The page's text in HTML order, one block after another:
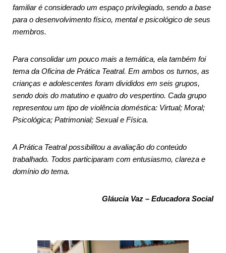
familiar é considerado um espaço privilegiado, sendo a base
para o desenvolvimento físico, mental e psicológico de seus
membros.
Para consolidar um pouco mais a temática, ela também foi
tema da Oficina de Prática Teatral. Em ambos os turnos, as
crianças e adolescentes foram divididos em seis grupos,
sendo dois do matutino e quatro do vespertino. Cada grupo
representou um tipo de violência doméstica: Virtual; Moral;
Psicológica; Patrimonial; Sexual e Física.
A Prática Teatral possibilitou a avaliação do conteúdo
trabalhado. Todos participaram com entusiasmo, clareza e
domínio do tema.
Gláucia Vaz – Educadora Social